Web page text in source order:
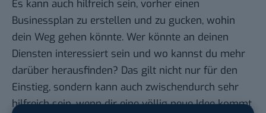
Es kann auch hilfreich sein, vorher einen
Businessplan zu erstellen und zu gucken, wohin
dein Weg gehen könnte. Wer könnte an deinen
Diensten interessiert sein und wo kannst du mehr
darüber herausfinden? Das gilt nicht nur für den
Einstieg, sondern kann auch zwischendurch sehr
hilfreich sein, wenn dir eine völlig neue Idee kommt